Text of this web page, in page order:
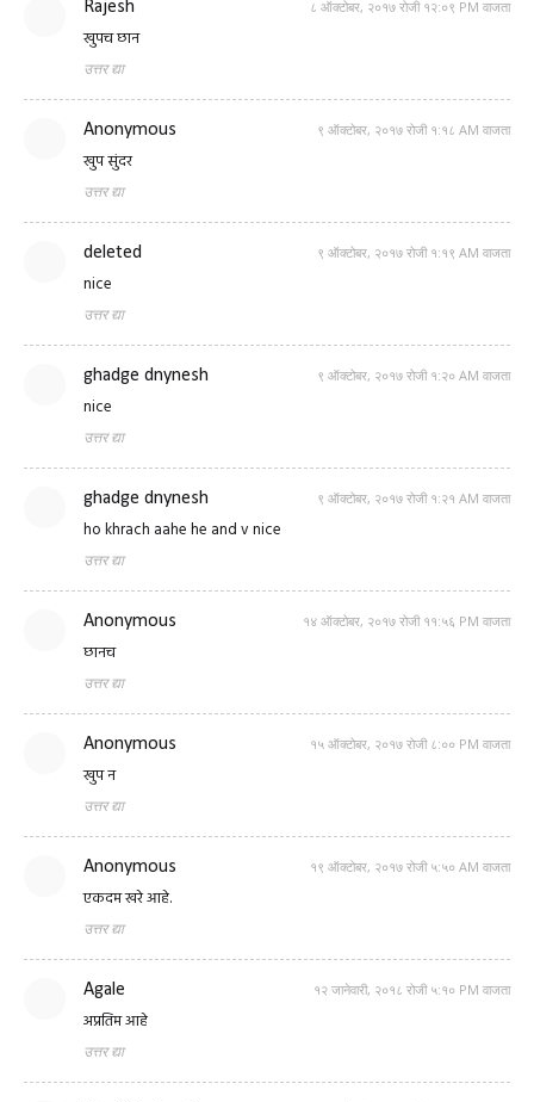
Rajesh ८ ऑक्टोबर, २०१७ रोजी १२:०९ PM वाजता
खुपच छान
उत्तर द्या
Anonymous ९ ऑक्टोबर, २०१७ रोजी १:१८ AM वाजता
खुप सुंदर
उत्तर द्या
deleted ९ ऑक्टोबर, २०१७ रोजी १:१९ AM वाजता
nice
उत्तर द्या
ghadge dnynesh ९ ऑक्टोबर, २०१७ रोजी १:२० AM वाजता
nice
उत्तर द्या
ghadge dnynesh ९ ऑक्टोबर, २०१७ रोजी १:२१ AM वाजता
ho khrach aahe he and v nice
उत्तर द्या
Anonymous १४ ऑक्टोबर, २०१७ रोजी ११:५६ PM वाजता
छानच
उत्तर द्या
Anonymous १५ ऑक्टोबर, २०१७ रोजी ८:०० PM वाजता
खुप न
उत्तर द्या
Anonymous १९ ऑक्टोबर, २०१७ रोजी ५:५० AM वाजता
एकदम खरे आहे.
उत्तर द्या
Agale १२ जानेवारी, २०१८ रोजी ५:१० PM वाजता
अप्रतिम आहे
उत्तर द्या